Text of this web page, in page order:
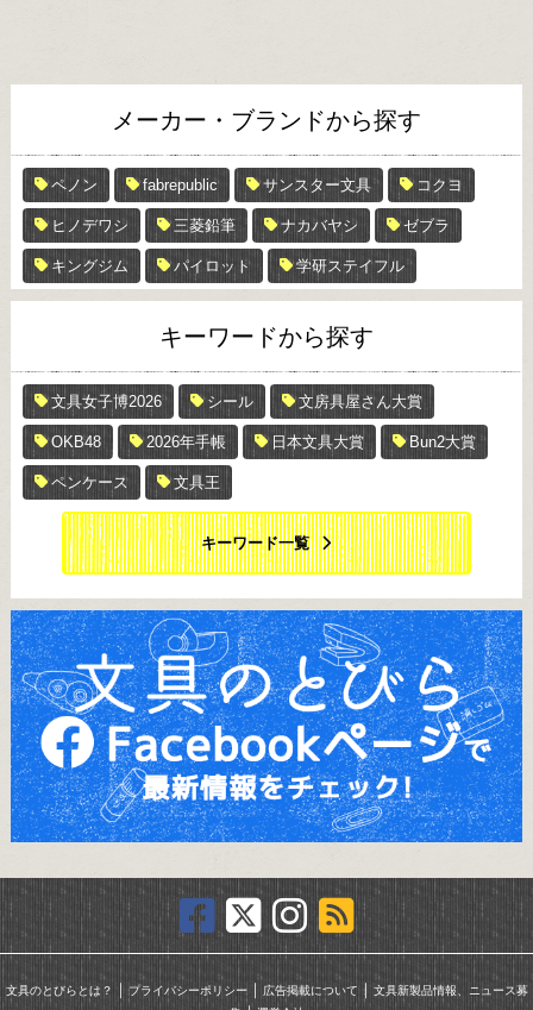
メーカー・ブランドから探す
ペノン fabrepublic サンスター文具 コクヨ
ヒノデワシ 三菱鉛筆 ナカバヤシ ゼブラ
キングジム パイロット 学研ステイフル
キーワードから探す
文具女子博2026 シール 文房具屋さん大賞
OKB48 2026年手帳 日本文具大賞 Bun2大賞
ペンケース 文具王
キーワード一覧
文具のとびらとは？ ｜ プライバシーポリシー｜ 広告掲載について ｜ 文具新製品情報、ニュース募